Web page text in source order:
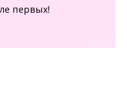
первых!